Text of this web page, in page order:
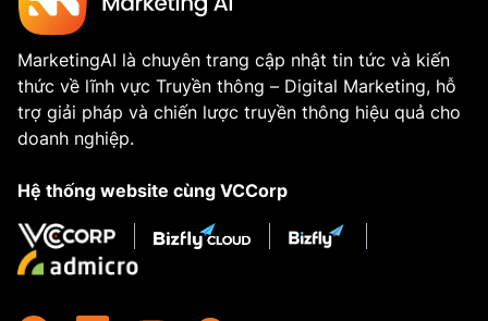
MarketingAI là chuyên trang cập nhật tin tức và kiến
thức về lĩnh vực Truyền thông – Digital Marketing, hỗ
trợ giải pháp và chiến lược truyền thông hiệu quả cho
doanh nghiệp.
Hệ thống website cùng VCCorp